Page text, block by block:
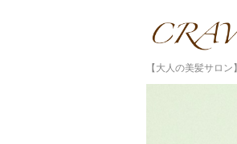
【大人の美髪サロ